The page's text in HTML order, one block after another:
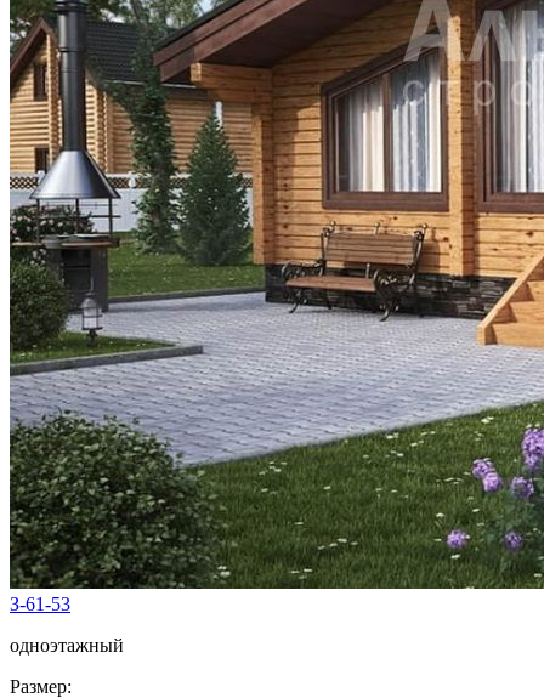
З-61-53
одноэтажный
Размер: